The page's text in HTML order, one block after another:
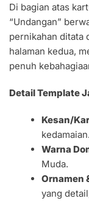
Di bagian atas
“Undangan”
pernikahan ditata
halaman kedua,
penuh
Detail Template
Kesan/
kedamaian.
Warna
Muda.
Ornamen
yang